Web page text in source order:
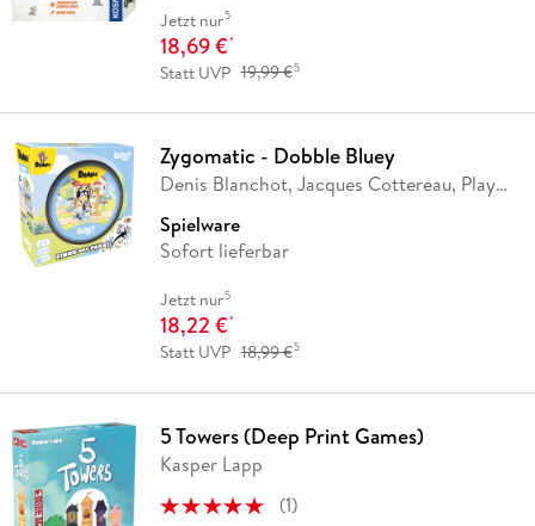
Jetzt nur5
18,69 €*
Statt UVP 19,99 €5
Zygomatic - Dobble Bluey
Denis Blanchot, Jacques Cottereau, Play
Spielware
Sofort lieferbar
Jetzt nur5
18,22 €*
Statt UVP 18,99 €5
5 Towers (Deep Print Games)
Kasper Lapp
(1)